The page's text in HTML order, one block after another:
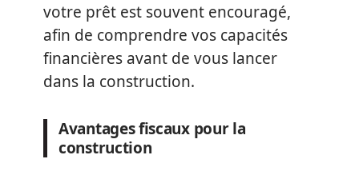
votre prêt est souvent encouragé,
afin de comprendre vos capacités
financières avant de vous lancer
dans la construction.
Avantages fiscaux pour la
construction